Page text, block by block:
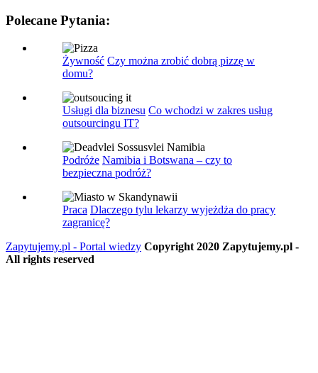
Polecane Pytania:
Żywność Czy można zrobić dobrą pizzę w
domu?
Usługi dla biznesu Co wchodzi w zakres usług
outsourcingu IT?
Podróże Namibia i Botswana – czy to
bezpieczna podróż?
Praca Dlaczego tylu lekarzy wyjeżdża do pracy
zagranicę?
Zapytujemy.pl - Portal wiedzy Copyright 2020 Zapytujemy.pl -
All rights reserved